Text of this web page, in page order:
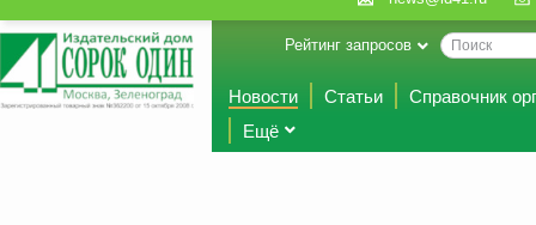
Рейтинг запросов
Новости Статьи
Справочник
Ещё